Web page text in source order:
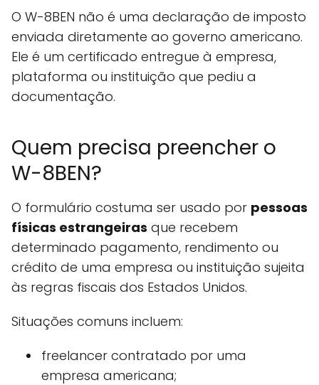
O W-8BEN não é uma declaração de imposto
enviada diretamente ao governo americano.
Ele é um certificado entregue à empresa,
plataforma ou instituição que pediu a
documentação.
Quem precisa preencher o
W-8BEN?
O formulário costuma ser usado por pessoas
físicas estrangeiras que recebem
determinado pagamento, rendimento ou
crédito de uma empresa ou instituição sujeita
às regras fiscais dos Estados Unidos.
Situações comuns incluem:
freelancer contratado por uma
empresa americana;